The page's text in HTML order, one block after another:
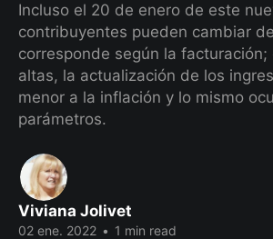
Incluso el 20 de enero de este
contribuyentes pueden cambiar
corresponde según la facturación;
altas, la actualización de los
menor a la inflación y lo mismo
parámetros.
Viviana Jolivet
02 ene. 2022 • 1 min read